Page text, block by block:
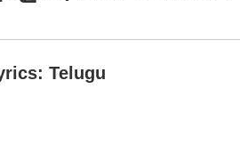
Telugu